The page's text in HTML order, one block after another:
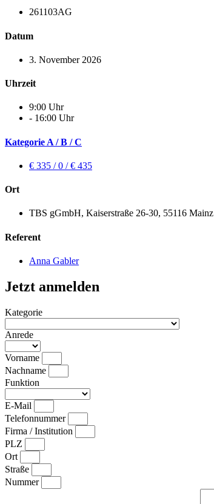
261103AG
Datum
3. November 2026
Uhrzeit
9:00 Uhr
- 16:00 Uhr
Kategorie A / B / C
€ 335 / 0 / € 435
Ort
TBS gGmbH, Kaiserstraße 26-30, 55116 Mainz
Referent
Anna Gabler
Jetzt anmelden
Kategorie
Anrede
Vorname
Nachname
Funktion
E-Mail
Telefonnummer
Firma / Institution
PLZ
Ort
Straße
Nummer